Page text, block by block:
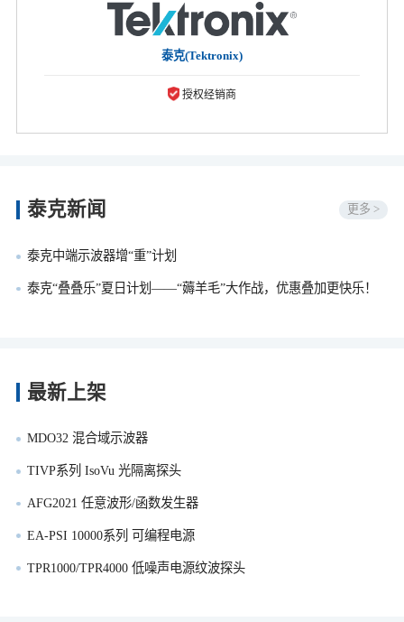
泰克(Tektronix)
授权经销商
泰克新闻 更多 >
泰克中端示波器增“重”计划
泰克“叠叠乐”夏日计划——“薅羊毛”大作战，优惠叠加更快乐！
最新上架
MDO32 混合域示波器
TIVP系列 IsoVu 光隔离探头
AFG2021 任意波形/函数发生器
EA-PSI 10000系列 可编程电源
TPR1000/TPR4000 低噪声电源纹波探头